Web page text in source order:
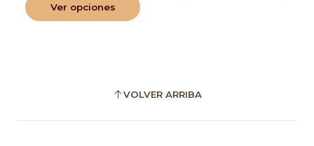
Ver opciones
VOLVER ARRIBA